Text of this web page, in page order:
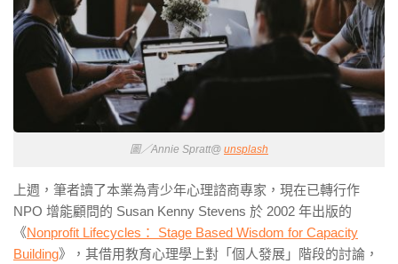
圖／Annie Spratt@ unsplash
上週，筆者讀了本業為青少年心理諮商專家，現在已轉行作
NPO 增能顧問的 Susan Kenny Stevens 於 2002 年出版的
《Nonprofit Lifecycles： Stage Based Wisdom for Capacity
Building》，其借用教育心理學上對「個人發展」階段的討論，